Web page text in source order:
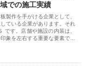
での施工実績
製作を手がける企業として、
ている企業があります。それ
です。店舗や施設の内装は、
象を左右する重要な要素で…